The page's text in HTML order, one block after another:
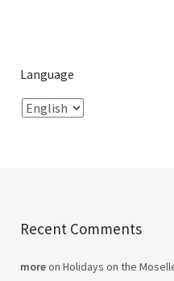
Language
Recent Comments
moreon Holidays on the